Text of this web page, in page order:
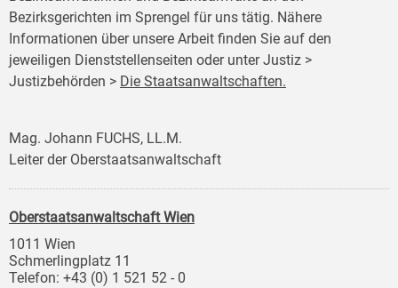
Bezirksgerichten im Sprengel für uns tätig. Nähere
Informationen über unsere Arbeit finden Sie auf den
jeweiligen Dienststellenseiten oder unter Justiz >
Justizbehörden > Die Staatsanwaltschaften.
Mag. Johann FUCHS, LL.M.
Leiter der Oberstaatsanwaltschaft
Oberstaatsanwaltschaft Wien
1011 Wien
Schmerlingplatz 11
Telefon: +43 (0) 1 521 52 - 0